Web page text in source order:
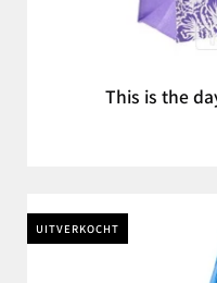
This is the
UITVERKOCHT